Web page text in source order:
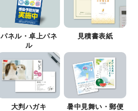
パネル・卓上パネ
ル
見積書表紙
大判ハガキ
暑中見舞い・郵便